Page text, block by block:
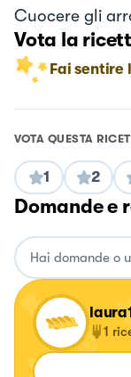
Cuocere gli
Vota la
Fai sentire
VOTA QUESTA
1 2
Domande e
1